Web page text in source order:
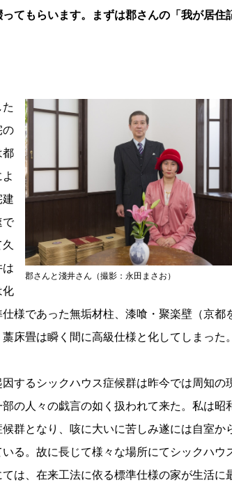
てもらいます。まずは郡さんの「我が居住
郡さんと淺井さん（撮影：永田まさお）
の
都
建
で
は
化
様であった無垢材柱、漆喰・聚楽壁（京都
床畳は瞬く間に高級仕様と化してしまった。
するシックハウス症候群は昨今では周知の
の人々の戯言の如く扱われて来た。私は昭
群となり、咳に大いに苦しみ遂には自室か
る。故に長じて様々な場所にてシックハウ
は、在来工法に依る標準仕様の家が生活に